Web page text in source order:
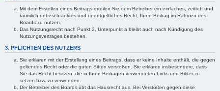
Mit dem Erstellen eines Beitrags erteilen Sie dem Betreiber ein einfaches, zeitlich und
räumlich unbeschränktes und unentgeltliches Recht, Ihren Beitrag im Rahmen des
Boards zu nutzen.
Das Nutzungsrecht nach Punkt 2, Unterpunkt a bleibt auch nach Kündigung des
Nutzungsvertrages bestehen.
3. PFLICHTEN DES NUTZERS
Sie erklären mit der Erstellung eines Beitrags, dass er keine Inhalte enthält, die gegen
geltendes Recht oder die guten Sitten verstoßen. Sie erklären insbesondere, dass
Sie das Recht besitzen, die in Ihren Beiträgen verwendeten Links und Bilder zu
setzen bzw. zu verwenden.
Der Betreiber des Boards übt das Hausrecht aus. Bei Verstößen gegen diese